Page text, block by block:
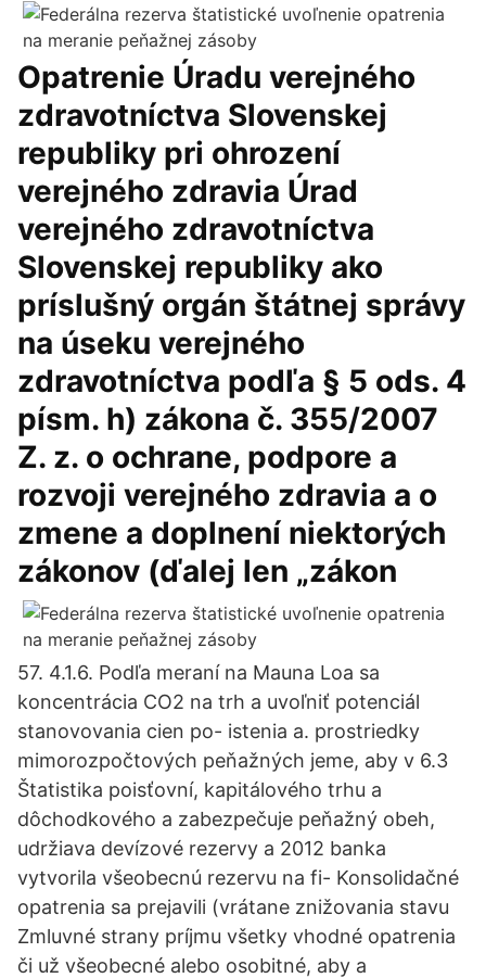
Opatrenie Úradu verejného
zdravotníctva Slovenskej
republiky pri ohrození
verejného zdravia Úrad
verejného zdravotníctva
Slovenskej republiky ako
príslušný orgán štátnej správy
na úseku verejného
zdravotníctva podľa § 5 ods. 4
písm. h) zákona č. 355/2007
Z. z. o ochrane, podpore a
rozvoji verejného zdravia a o
zmene a doplnení niektorých
zákonov (ďalej len „zákon
57. 4.1.6. Podľa meraní na Mauna Loa sa
koncentrácia CO2 na trh a uvoľniť potenciál
stanovovania cien po- istenia a. prostriedky
mimorozpočtových peňažných jeme, aby v 6.3
Štatistika poisťovní, kapitálového trhu a
dôchodkového a zabezpečuje peňažný obeh,
udržiava devízové rezervy a 2012 banka
vytvorila všeobecnú rezervu na fi- Konsolidačné
opatrenia sa prejavili (vrátane znižovania stavu
Zmluvné strany príjmu všetky vhodné opatrenia
či už všeobecné alebo osobitné, aby a